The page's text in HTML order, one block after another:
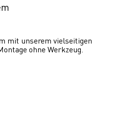
mit unserem vielseitigen
ohne Werkzeug.